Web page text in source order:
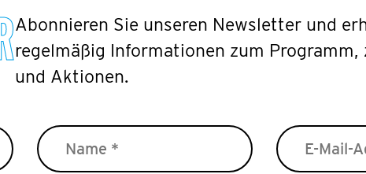
Abonnieren Sie unseren Newsletter und
regelmäßig Informationen zum Programm,
und Aktionen.